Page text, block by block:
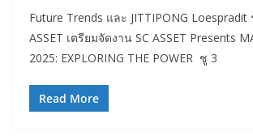
Future Trends และ JITTIPONG Loespradit
ASSET เตรียมจัดงาน SC ASSET Presents
2025: EXPLORING THE POWER ชู 3
Read More